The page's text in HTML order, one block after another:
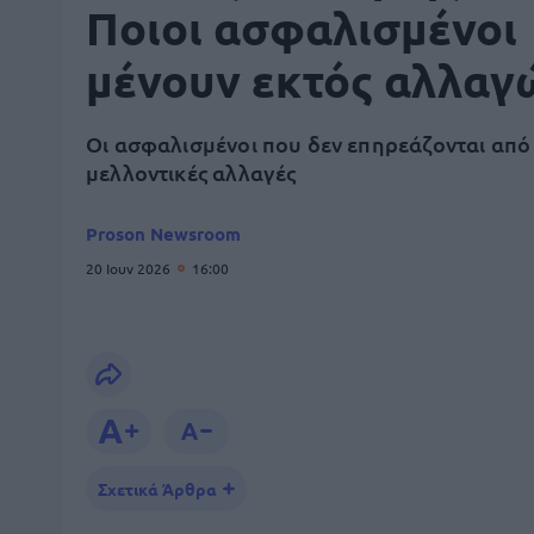
Ποιοι ασφαλισμένοι
μένουν εκτός
Οι ασφαλισμένοι που δεν επηρεάζονται από
μελλοντικές αλλαγές
Proson Newsroom
20 Ιουν 2026 16:00
Σχετικά Άρθρα